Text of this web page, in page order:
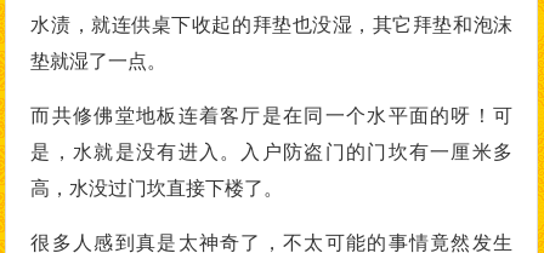
水渍，就连供桌下收起的拜垫也没湿，其它拜垫和泡沫
垫就湿了一点。
而共修佛堂地板连着客厅是在同一个水平面的呀！可
是，水就是没有进入。入户防盗门的门坎有一厘米多
高，水没过门坎直接下楼了。
很多人感到真是太神奇了，不太可能的事情竟然发生